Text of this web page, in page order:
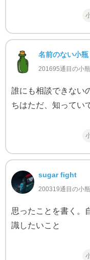
名前のない小瓶
201695通目の小瓶
誰にも相談できない
ちはただ、知ってい
sugar fight
200319通目の小瓶
思ったことを書く。
識したいこと